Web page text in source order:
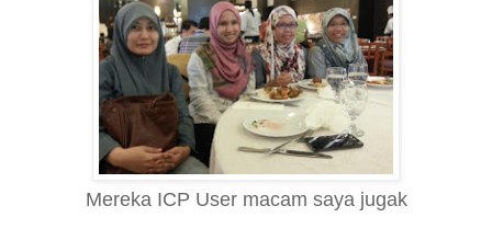
Mereka ICP User macam saya jugak